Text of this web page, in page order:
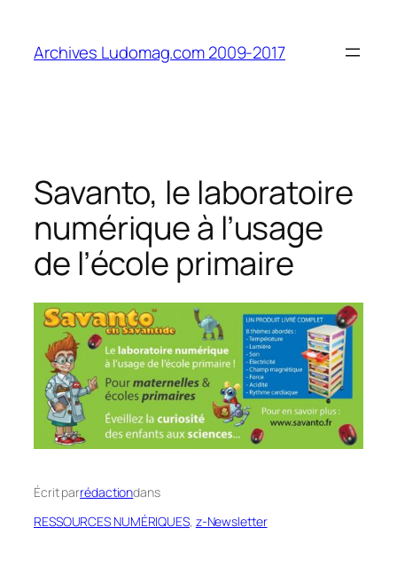
contenu
Archives Ludomag.com 2009-2017
Savanto, le laboratoire
numérique à l’usage
de l’école primaire
Écrit parrédactiondans
RESSOURCES NUMÉRIQUES, z-Newsletter